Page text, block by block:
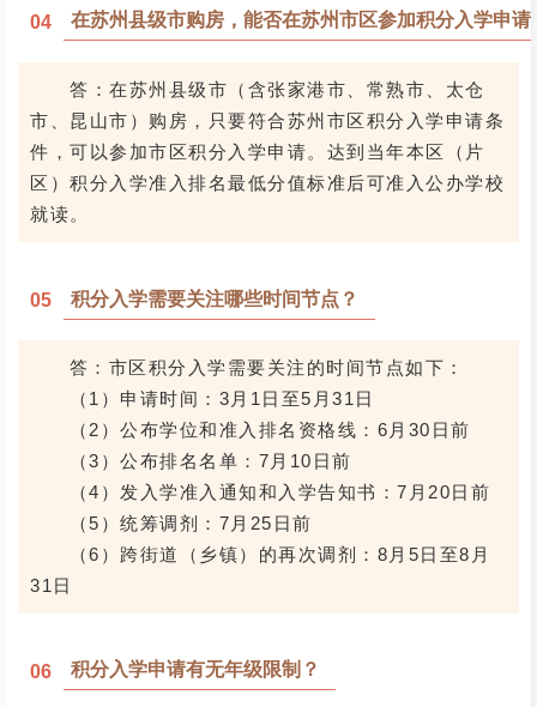
04 在苏州县级市购房，能否在苏州市区参加积分入学申请
答：在苏州县级市（含张家港市、常熟市、太仓
市、昆山市）购房，只要符合苏州市区积分入学申请条
件，可以参加市区积分入学申请。达到当年本区（片
区）积分入学准入排名最低分值标准后可准入公办学校
就读。
05 积分入学需要关注哪些时间节点？
答：市区积分入学需要关注的时间节点如下：
（1）申请时间：3月1日至5月31日
（2）公布学位和准入排名资格线：6月30日前
（3）公布排名名单：7月10日前
（4）发入学准入通知和入学告知书：7月20日前
（5）统筹调剂：7月25日前
（6）跨街道（乡镇）的再次调剂：8月5日至8月
31日
06 积分入学申请有无年级限制？